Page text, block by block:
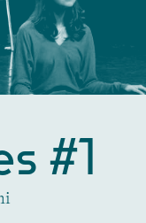
#1